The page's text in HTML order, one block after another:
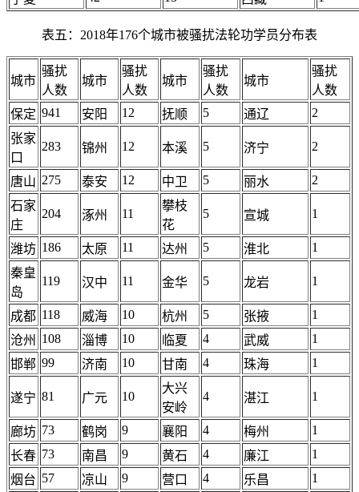
表五：2018年176个城市被骚扰法轮功学员分布表
城市
骚扰
人数
城市
骚扰
人数
城市
骚扰
人数
城市
骚扰
人数
保定 941 安阳 12 抚顺 5 通辽
2
张家
口
283 锦州 12 本溪 5 济宁 2
唐山 275 泰安 12 中卫 5 丽水
2
石家
庄
204 涿州 11
攀枝
花
5 宣城 1
潍坊 186 太原 11 达州 5 淮北
1
秦皇
岛
119 汉中 11 金华 5 龙岩 1
成都 118 威海 10 杭州 5 张掖
1
沧州
108 淄博 10 临夏 4 武威
1
邯郸 99 济南 10 甘南 4 珠海 1
遂宁 81 广元 10
大兴
安岭
4 湛江 1
廊坊 73 鹤岗 9 襄阳 4 梅州
1
长春 73 南昌 9 黄石 4 廉江
1
烟台 57 凉山 9 营口 4 乐昌 1